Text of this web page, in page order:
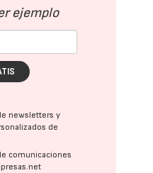
ejemplo
newsletters y
de
comunicaciones